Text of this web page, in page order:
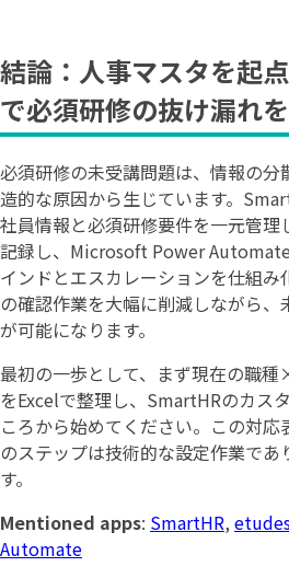
結論：人事マスタを起
で必須研修の抜け漏れ
必須研修の未受講問題は、情報の
造的な原因から生じています。
社員情報と必須研修要件を一元管
記録し、Microsoft Power
インドとエスカレーションを仕組み
の確認作業を大幅に削減しながら
が可能になります。
最初の一歩として、まず現在の職
をExcelで整理し、SmartHRのカス
ころから始めてください。この対
のステップは技術的な設定作業であ
す。
Mentioned apps: SmartHR,
Automate